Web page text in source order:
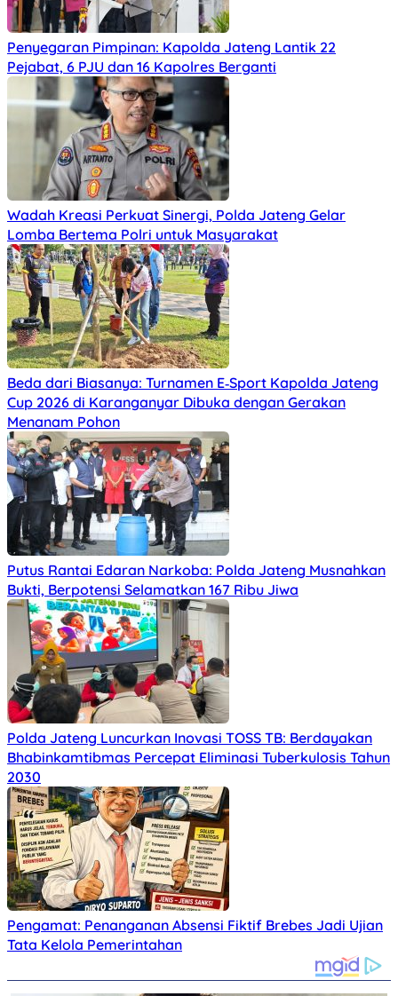
Penyegaran Pimpinan: Kapolda Jateng Lantik 22
Pejabat, 6 PJU dan 16 Kapolres Berganti
Wadah Kreasi Perkuat Sinergi, Polda Jateng Gelar
Lomba Bertema Polri untuk Masyarakat
Beda dari Biasanya: Turnamen E‑Sport Kapolda Jateng
Cup 2026 di Karanganyar Dibuka dengan Gerakan
Menanam Pohon
Putus Rantai Edaran Narkoba: Polda Jateng Musnahkan
Bukti, Berpotensi Selamatkan 167 Ribu Jiwa
Polda Jateng Luncurkan Inovasi TOSS TB: Berdayakan
Bhabinkamtibmas Percepat Eliminasi Tuberkulosis Tahun
2030
Pengamat: Penanganan Absensi Fiktif Brebes Jadi Ujian
Tata Kelola Pemerintahan